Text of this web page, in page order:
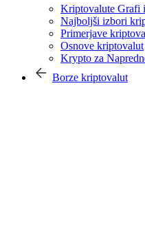
Kriptovalute Grafi
Najboljši izbori
Primerjave
Osnove kriptovalut
Krypto za
Borze kriptovalut